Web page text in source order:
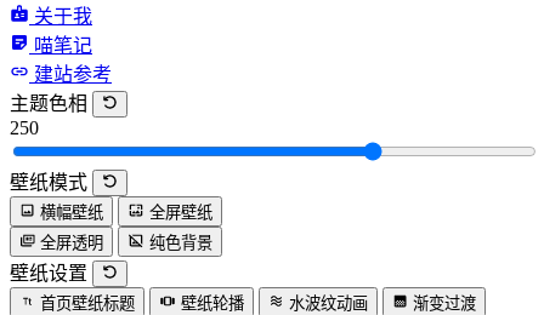
关于我
喵笔记
建站参考
主题色相
250
壁纸模式
横幅壁纸
全屏壁纸
全屏透明
纯色背景
壁纸设置
首页壁纸标题 壁纸轮播 水波纹动画 渐变过渡